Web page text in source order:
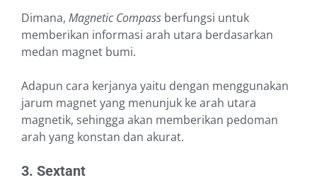
Dimana, Magnetic Compass berfungsi untuk
memberikan informasi arah utara berdasarkan
medan magnet bumi.
Adapun cara kerjanya yaitu dengan menggunakan
jarum magnet yang menunjuk ke arah utara
magnetik, sehingga akan memberikan pedoman
arah yang konstan dan akurat.
3. Sextant